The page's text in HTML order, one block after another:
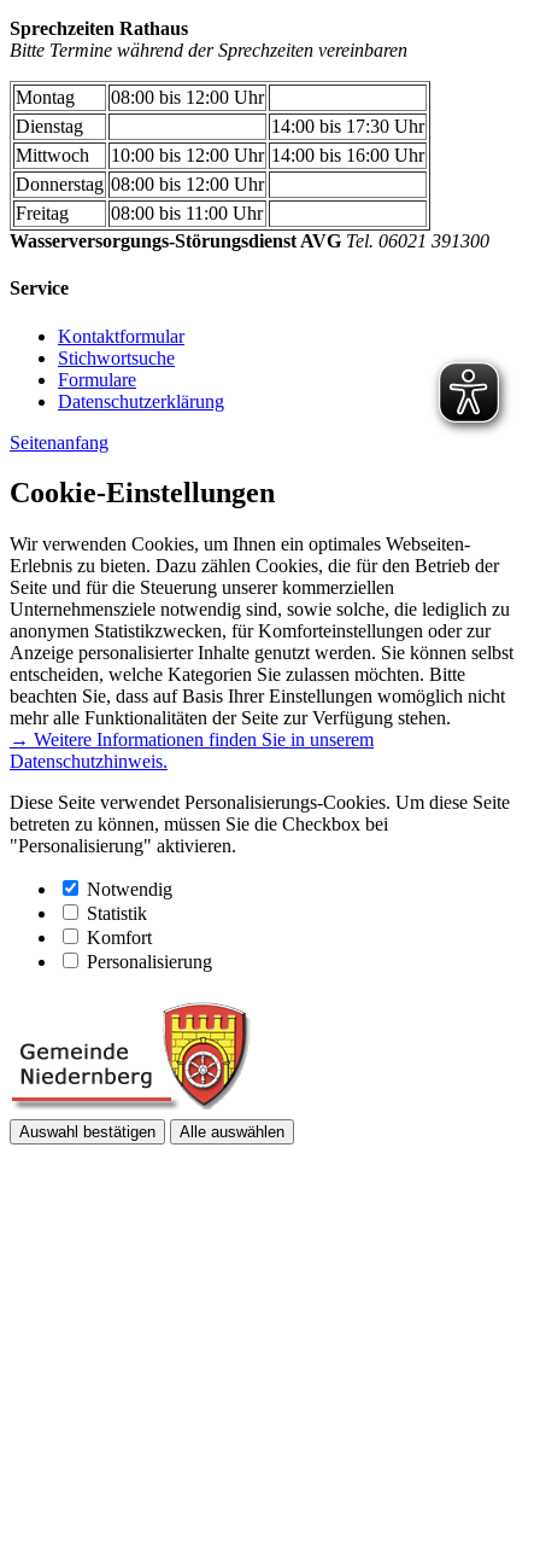
Sprechzeiten Rathaus
Bitte Termine während der Sprechzeiten vereinbaren
Montag
08:00 bis 12:00 Uhr
Dienstag
14:00 bis 17:30 Uhr
Mittwoch
10:00 bis 12:00 Uhr 14:00 bis 16:00 Uhr
Donnerstag 08:00 bis 12:00 Uhr
Freitag
08:00 bis 11:00 Uhr
Wasserversorgungs-Störungsdienst AVG Tel. 06021 391300
Service
Kontaktformular
Stichwortsuche
Formulare
Datenschutzerklärung
Seitenanfang
Cookie-Einstellungen
Wir verwenden Cookies, um Ihnen ein optimales Webseiten-
Erlebnis zu bieten. Dazu zählen Cookies, die für den Betrieb der
Seite und für die Steuerung unserer kommerziellen
Unternehmensziele notwendig sind, sowie solche, die lediglich zu
anonymen Statistikzwecken, für Komforteinstellungen oder zur
Anzeige personalisierter Inhalte genutzt werden. Sie können selbst
entscheiden, welche Kategorien Sie zulassen möchten. Bitte
beachten Sie, dass auf Basis Ihrer Einstellungen womöglich nicht
mehr alle Funktionalitäten der Seite zur Verfügung stehen.
→ Weitere Informationen finden Sie in unserem
Datenschutzhinweis.
Diese Seite verwendet Personalisierungs-Cookies. Um diese Seite
betreten zu können, müssen Sie die Checkbox bei
"Personalisierung" aktivieren.
Notwendig
Statistik
Komfort
Personalisierung
Auswahl bestätigen Alle auswählen